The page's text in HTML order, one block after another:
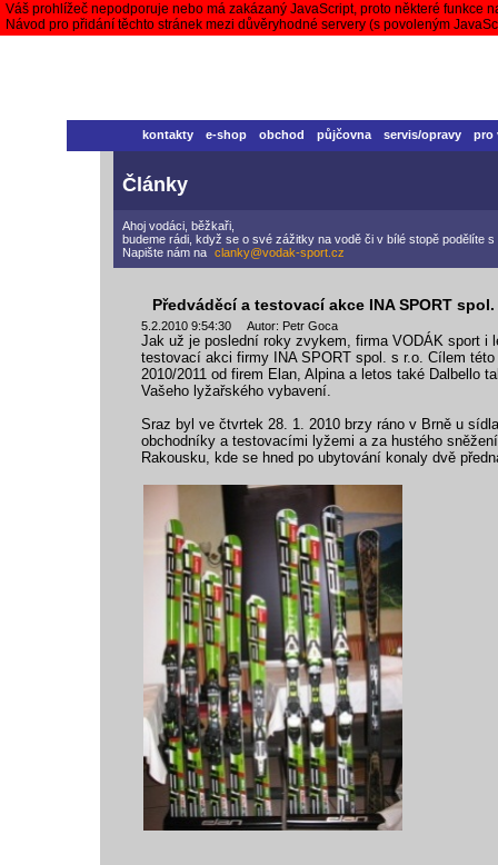
Váš prohlížeč nepodporuje nebo má zakázaný JavaScript, proto některé funkce
Návod pro přidání těchto stránek mezi důvěryhodné servery (s povoleným
kontakty e-shop obchod půjčovna servis/opravy pro
Články
Ahoj vodáci, běžkaři,
budeme rádi, když se o své zážitky na vodě či v bílé stopě podělíte
Napište nám na clanky@vodak-sport.cz
Předváděcí a testovací akce INA SPORT spol.
5.2.2010 9:54:30 Autor: Petr Goca
Jak už je poslední roky zvykem, firma VODÁK sport i
testovací akci firmy INA SPORT spol. s r.o. Cílem
2010/2011 od firem Elan, Alpina a letos také Dalbello
Vašeho lyžařského vybavení.
Sraz byl ve čtvrtek 28. 1. 2010 brzy ráno v Brně u
obchodníky a testovacími lyžemi a za hustého
Rakousku, kde se hned po ubytování konaly dvě